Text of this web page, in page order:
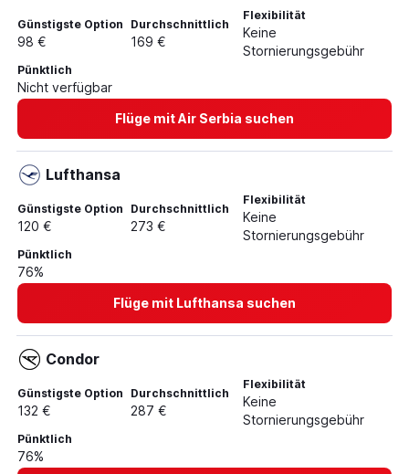
Günstigste Option
98 €
Durchschnittlich
169 €
Flexibilität
Keine
Stornierungsgebühr
Pünktlich
Nicht verfügbar
Flüge mit Air Serbia suchen
Lufthansa
Günstigste Option
120 €
Durchschnittlich
273 €
Flexibilität
Keine
Stornierungsgebühr
Pünktlich
76%
Flüge mit Lufthansa suchen
Condor
Günstigste Option
132 €
Durchschnittlich
287 €
Flexibilität
Keine
Stornierungsgebühr
Pünktlich
76%